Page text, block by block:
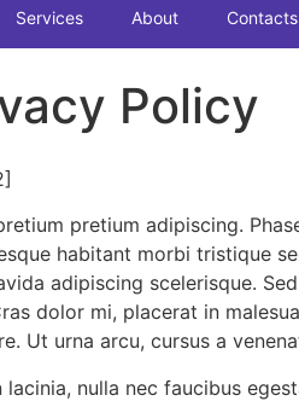
Services About Contacts
Policy
pretium adipiscing.
habitant morbi tristique
adipiscing scelerisque.
dolor mi, placerat in
Ut urna arcu, cursus a
lacinia, nulla nec faucibus